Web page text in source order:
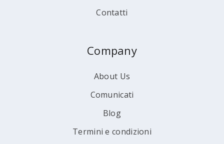
Contatti
Company
About Us
Comunicati
Blog
Termini e condizioni